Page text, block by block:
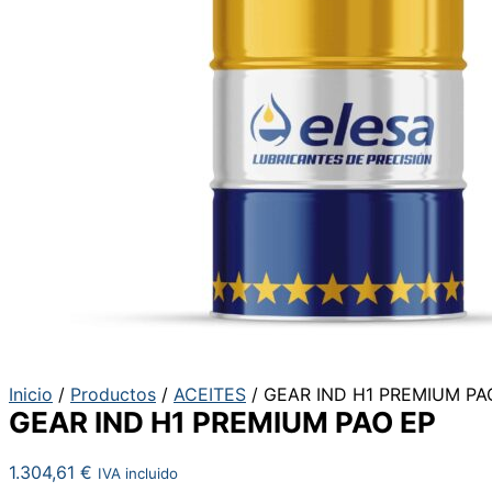
Inicio / Productos / ACEITES / GEAR IND H1 PREMIUM
GEAR IND H1 PREMIUM PAO EP
1.304,61 € IVA incluido